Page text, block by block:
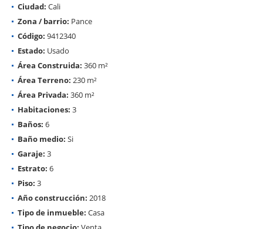
Ciudad: Cali
Zona / barrio: Pance
Código: 9412340
Estado: Usado
Área Construida: 360 m²
Área Terreno: 230 m²
Área Privada: 360 m²
Habitaciones: 3
Baños: 6
Baño medio: Si
Garaje: 3
Estrato: 6
Piso: 3
Año construcción: 2018
Tipo de inmueble: Casa